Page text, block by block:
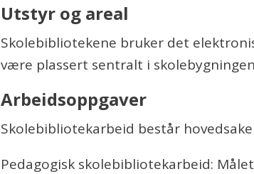
Utstyr og areal
Skolebibliotekene bruker det
være plassert sentralt i
Arbeidsoppgaver
Skolebibliotekarbeid består
Pedagogisk skolebibliotekarbeid: